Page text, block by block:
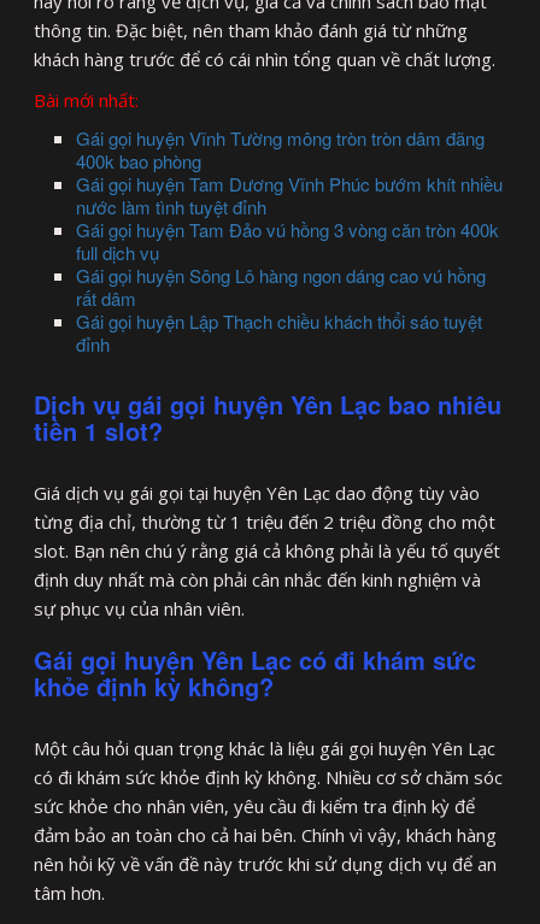
thông tin. Đặc biệt, nên tham khảo đánh giá từ những
khách hàng trước để có cái nhìn tổng quan về chất lượng.
Bài mới nhất:
Gái gọi huyện Vĩnh Tường mông tròn tròn dâm đãng
400k bao phòng
Gái gọi huyện Tam Dương Vĩnh Phúc bướm khít nhiều
nước làm tình tuyệt đỉnh
Gái gọi huyện Tam Đảo vú hồng 3 vòng căn tròn 400k
full dịch vụ
Gái gọi huyện Sông Lô hàng ngon dáng cao vú hồng
rất dâm
Gái gọi huyện Lập Thạch chiều khách thổi sáo tuyệt
đỉnh
Dịch vụ gái gọi huyện Yên Lạc bao nhiêu
tiền 1 slot?
Giá dịch vụ gái gọi tại huyện Yên Lạc dao động tùy vào
từng địa chỉ, thường từ 1 triệu đến 2 triệu đồng cho một
slot. Bạn nên chú ý rằng giá cả không phải là yếu tố quyết
định duy nhất mà còn phải cân nhắc đến kinh nghiệm và
sự phục vụ của nhân viên.
Gái gọi huyện Yên Lạc có đi khám sức
khỏe định kỳ không?
Một câu hỏi quan trọng khác là liệu gái gọi huyện Yên Lạc
có đi khám sức khỏe định kỳ không. Nhiều cơ sở chăm sóc
sức khỏe cho nhân viên, yêu cầu đi kiểm tra định kỳ để
đảm bảo an toàn cho cả hai bên. Chính vì vậy, khách hàng
nên hỏi kỹ về vấn đề này trước khi sử dụng dịch vụ để an
tâm hơn.